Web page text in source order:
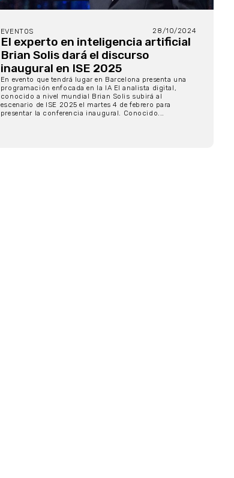
EVENTOS 28/10/2024
El experto en inteligencia artificial
Brian Solis dará el discurso
inaugural en ISE 2025
En evento que tendrá lugar en Barcelona presenta una
programación enfocada en la IA El analista digital,
conocido a nivel mundial Brian Solis subirá al
escenario de ISE 2025 el martes 4 de febrero para
presentar la conferencia inaugural. Conocido...